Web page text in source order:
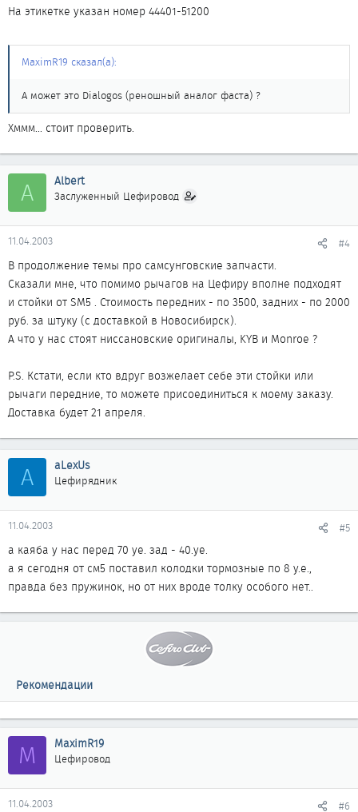
number этих рычагов.
На этикетке указан номер 44401-51200
MaximR19 сказал(а):
А может это Dialogos (реношный аналог фаста) ?
Хммм... стоит проверить.
A Albert
Заслуженный Цефировод
11.04.2003 #4
В продолжение темы про самсунговские запчасти.
Сказали мне, что помимо рычагов на Цефиру вполне подходят
и стойки от SM5 . Стоимость передних - по 3500, задних - по 2000
руб. за штуку (с доставкой в Новосибирск).
А что у нас стоят ниссановские оригиналы, KYB и Monroe ?
P.S. Кстати, если кто вдруг возжелает себе эти стойки или
рычаги передние, то можете присоединиться к моему заказу.
Доставка будет 21 апреля.
A aLexUs
Цефирядник
11.04.2003 #5
а каяба у нас перед 70 уе. зад - 40.уе.
а я сегодня от см5 поставил колодки тормозные по 8 у.е.,
правда без пружинок, но от них вроде толку особого нет..
Рекомендации
M MaximR19
Цефировод
11.04.2003 #6